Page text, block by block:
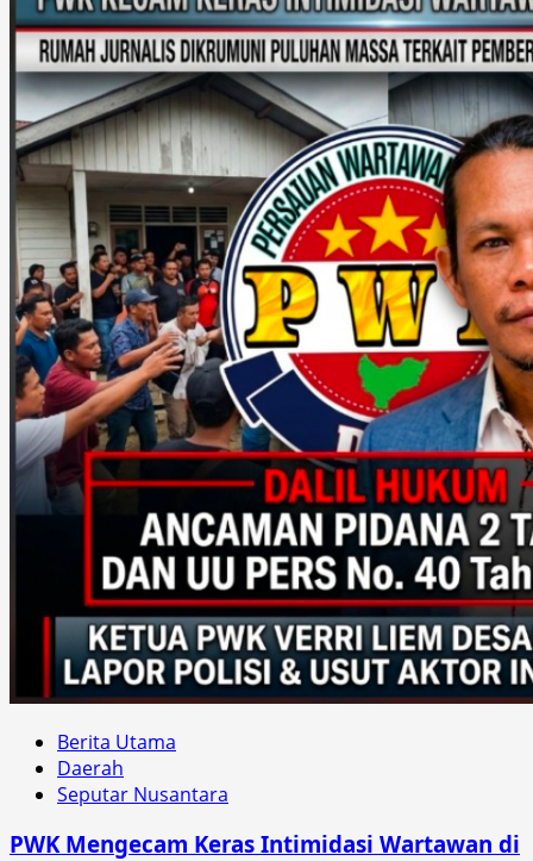
Berita Utama
Daerah
Seputar Nusantara
PWK Mengecam Keras Intimidasi Wartawan di